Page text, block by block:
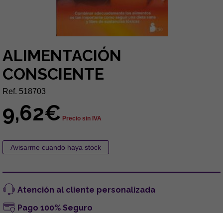
ALIMENTACIÓN
CONSCIENTE
Ref. 518703
9,62€ Precio sin IVA
Atención al cliente personalizada
Pago 100% Seguro